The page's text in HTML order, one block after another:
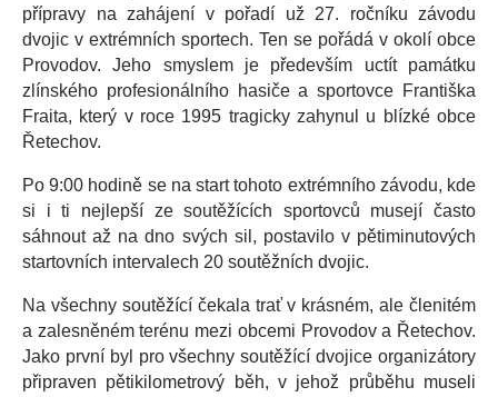
přípravy na zahájení v pořadí už 27. ročníku závodu
dvojic v extrémních sportech. Ten se pořádá v okolí obce
Provodov. Jeho smyslem je především uctít památku
zlínského profesionálního hasiče a sportovce Františka
Fraita, který v roce 1995 tragicky zahynul u blízké obce
Řetechov.
Po 9:00 hodině se na start tohoto extrémního závodu, kde
si i ti nejlepší ze soutěžících sportovců musejí často
sáhnout až na dno svých sil, postavilo v pětiminutových
startovních intervalech 20 soutěžních dvojic.
Na všechny soutěžící čekala trať v krásném, ale členitém
a zalesněném terénu mezi obcemi Provodov a Řetechov.
Jako první byl pro všechny soutěžící dvojice organizátory
připraven pětikilometrový běh, v jehož průběhu museli